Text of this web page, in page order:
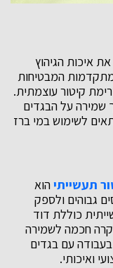
איכות הגיהוץ
מתקדמות המבטיחות
קיטור עוצמתית.
שמירה על הבגדים
לשימוש במי ברז
תעשייתיהוא
גבוהים ולספק
כוללת דוד
חכמה לשמירה
עם בגדים
ואיכותי.